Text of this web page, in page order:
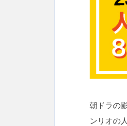
朝ドラの
ンリオの